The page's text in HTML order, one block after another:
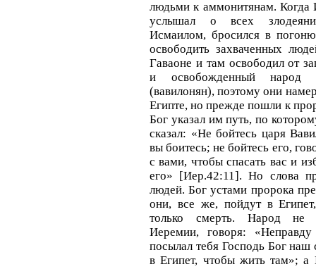
людьми к аммонитянам. Когда
услышал о всех
Исмаилом, бросился в
освободить захваченных
Гаваоне и там освободил от
и освобожденный народ
(вавилонян), поэтому они
Египте, но прежде пошли к
Бог указал им путь, по
сказал: «Не бойтесь царя
вы боитесь; не бойтесь его,
с вами, чтобы спасать вас и
его» [Иер.42:11]. Но слова
людей. Бог устами пророка
они, все же, пойдут в
только смерть. Народ не
Иеремии, говоря:
посылал тебя Господь Бог наш
в Египет, чтобы жить там»;